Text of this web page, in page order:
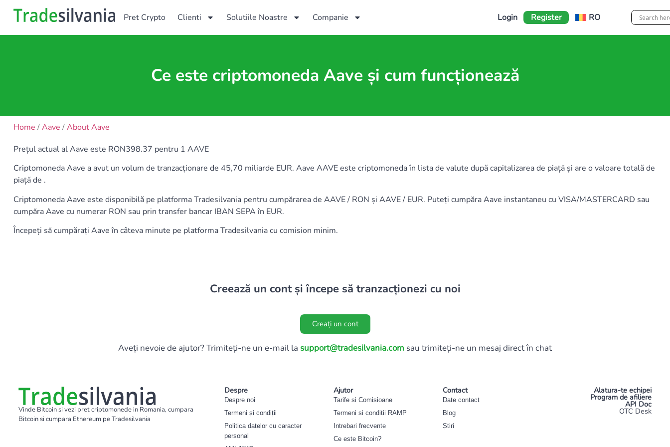
Pret Crypto Clienti Solutiile Noastre Companie Login Register RO
Ce este criptomoneda Aave și cum funcționează
Home /Aave /About Aave
Prețul actual al Aave este RON398.37 pentru 1 AAVE
Criptomoneda Aave a avut un volum de tranzacționare de 45,70 miliarde EUR. Aave AAVE este criptomoneda în lista de valute după capitalizarea de piață și are o valoare totală de
piață de .
Criptomoneda Aave este disponibilă pe platforma Tradesilvania pentru cumpărarea de AAVE / RON și AAVE / EUR. Puteți cumpăra Aave instantaneu cu VISA/MASTERCARD sau
cumpăra Aave cu numerar RON sau prin transfer bancar IBAN SEPA în EUR.
Începeți să cumpărați Aave în câteva minute pe platforma Tradesilvania cu comision minim.
Creează un cont și începe să tranzacționezi cu noi
Creați un cont
Aveți nevoie de ajutor? Trimiteți-ne un e-mail la support@tradesilvania.com sau trimiteți-ne un mesaj direct în chat
Vinde Bitcoin si vezi pret criptomonede in Romania, cumpara
Bitcoin si cumpara Ethereum pe Tradesilvania
Despre
Despre noi
Termeni și condiții
Politica datelor cu caracter
personal
Ajutor
Tarife si Comisioane
Termeni si conditii RAMP
Intrebari frecvente
Ce este Bitcoin?
Contact
Date contact
Blog
Știri
Alatura-te echipei
Program de afiliere
API Doc
OTC Desk